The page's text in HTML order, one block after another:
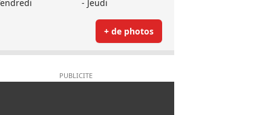
- Jeudi
+ de photos